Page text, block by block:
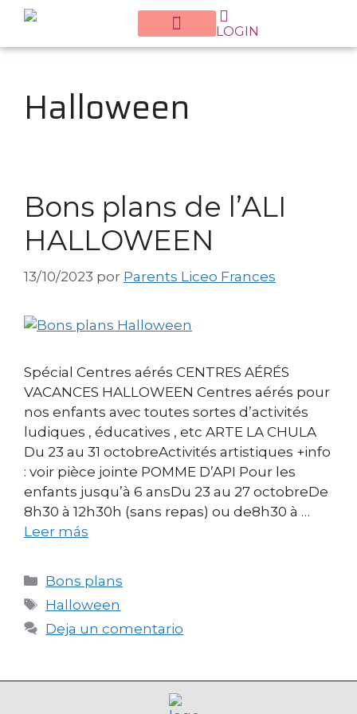
LOGIN
Halloween
Bons plans de l’ALI
HALLOWEEN
13/10/2023 por Parents Liceo Frances
Spécial Centres aérés CENTRES AÉRÉS
VACANCES HALLOWEEN Centres aérés pour
nos enfants avec toutes sortes d’activités
ludiques , éducatives , etc ARTE LA CHULA
Du 23 au 31 octobreActivités artistiques +info
: voir pièce jointe POMME D’API Pour les
enfants jusqu’à 6 ansDu 23 au 27 octobreDe
8h30 à 12h30h (sans repas) ou de8h30 à …
Leer más
Bons plans
Halloween
Deja un comentario